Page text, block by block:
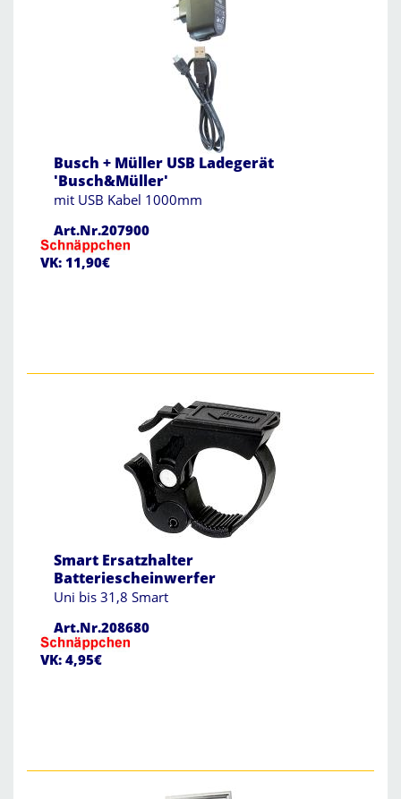
Busch + Müller USB Ladegerät
'Busch&Müller'
mit USB Kabel 1000mm
Art.Nr.207900
VK: 11,90€
Smart Ersatzhalter
Batteriescheinwerfer
Uni bis 31,8 Smart
Art.Nr.208680
VK: 4,95€